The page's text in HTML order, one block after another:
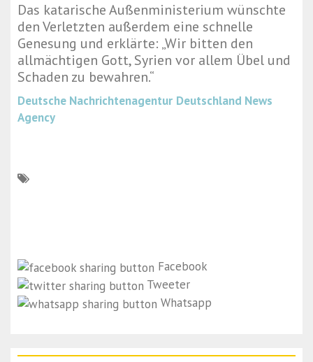
Das katarische Außenministerium wünschte
den Verletzten außerdem eine schnelle
Genesung und erklärte: „Wir bitten den
allmächtigen Gott, Syrien vor allem Übel und
Schaden zu bewahren.“
Deutsche Nachrichtenagentur Deutschland News
Agency
Facebook
Tweeter
Whatsapp